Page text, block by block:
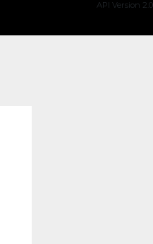
API Version 2.0